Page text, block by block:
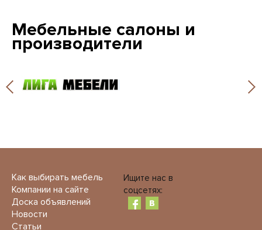
Мебельные салоны и
производители
Как выбирать мебель
Компании на сайте
Доска объявлений
Новости
Статьи
Ищите нас в
соцсетях: